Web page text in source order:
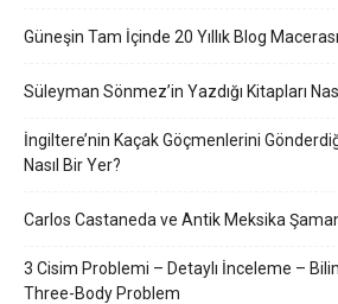
Güneşin Tam İçinde 20 Yıllık Blog Macerası
Süleyman Sönmez’in Yazdığı Kitapları
İngiltere’nin Kaçak Göçmenlerini
Nasıl Bir Yer?
Carlos Castaneda ve Antik Meksika
3 Cisim Problemi – Detaylı İnceleme –
Three-Body Problem